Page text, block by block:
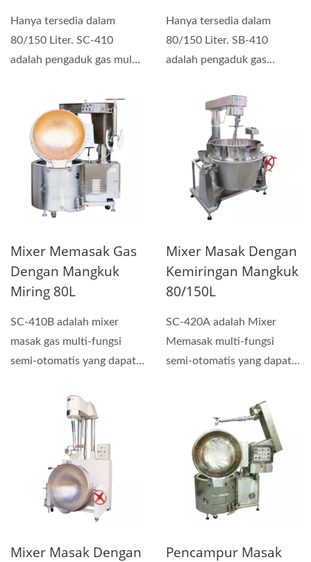
Hanya tersedia dalam
80/150 Liter. SC-410
adalah pengaduk gas multi-
Hanya tersedia dalam
80/150 Liter. SB-410
adalah pengaduk gas
Mixer Memasak Gas
Dengan Mangkuk
Miring 80L
SC-410B adalah mixer
masak gas multi-fungsi
semi-otomatis yang dapat
Mixer Masak Dengan
Kemiringan Mangkuk
80/150L
SC-420A adalah Mixer
Memasak multi-fungsi
semi-otomatis yang dapat
Mixer Masak Dengan
Pencampur Masak